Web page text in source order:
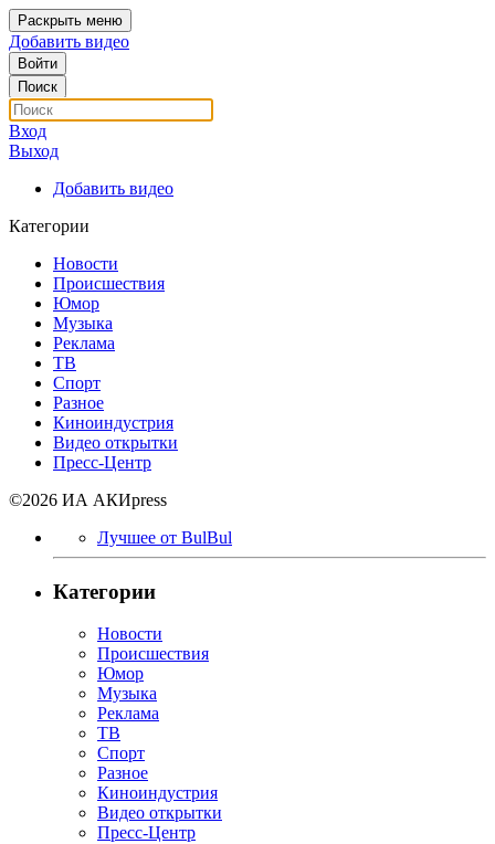
Раскрыть меню
Добавить видео
Войти
Поиск
Вход
Выход
Добавить видео
Категории
Новости
Происшествия
Юмор
Музыка
Реклама
ТВ
Спорт
Разное
Киноиндустрия
Видео открытки
Пресс-Центр
©2026 ИА АКИpress
Лучшее от BulBul
Категории
Новости
Происшествия
Юмор
Музыка
Реклама
ТВ
Спорт
Разное
Киноиндустрия
Видео открытки
Пресс-Центр